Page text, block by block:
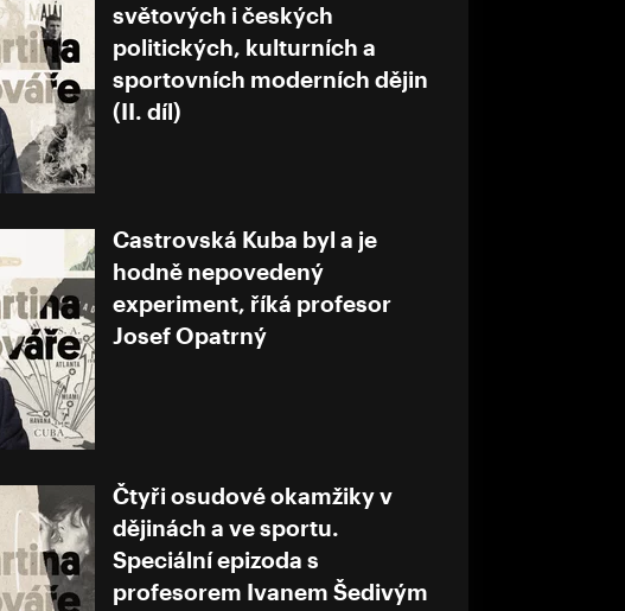
světových i českých
politických, kulturních a
sportovních moderních dějin
(II. díl)
Castrovská Kuba byl a je
hodně nepovedený
experiment, říká profesor
Josef Opatrný
Čtyři osudové okamžiky v
dějinách a ve sportu.
Speciální epizoda s
profesorem Ivanem Šedivým